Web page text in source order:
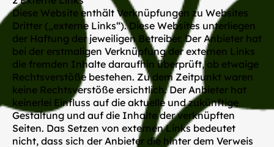
Diese Website enthält Verknüpfungen zu Websites
Dritter („externe Links“). Diese Websites unterliegen
der Haftung der jeweiligen Betreiber. Der Anbieter hat
bei der erstmaligen Verknüpfung der externen Links
die fremden Inhalte daraufhin überprüft, ob etwaige
Rechtsverstöße bestehen. Zu dem Zeitpunkt waren
keine Rechtsverstöße ersichtlich. Der Anbieter hat
keinerlei Einfluss auf die aktuelle und zukünftige
Gestaltung und auf die Inhalte der verknüpften
Seiten. Das Setzen von externen Links bedeutet
nicht, dass sich der Anbieter die hinter dem Verweis